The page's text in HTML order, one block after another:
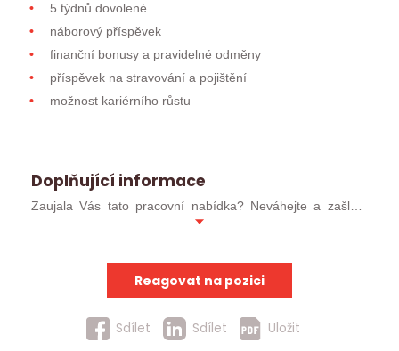
5 týdnů dovolené
náborový příspěvek
finanční bonusy a pravidelné odměny
příspěvek na stravování a pojištění
možnost kariérního růstu
Doplňující informace
Zaujala Vás tato pracovní nabídka? Neváhejte a zašlete
svůj profesní životopis ve formátu MS WORD (ideálně
kontaktovat přímo svého konzultanta.
kontaktovat obratem. Ostatní uchazeče budeme
kontaktovat v případě, že pro ně nalezneme jinou vhodnou
Reagovat na pozici
Sdílet Sdílet Uložit